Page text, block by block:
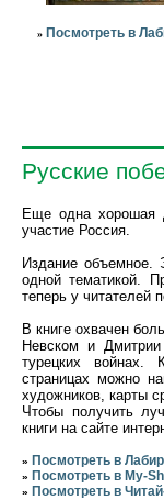
» Посмотреть в
Русские
Еще одна хорошая
участие Россия.
Издание объемное.
одной тематикой.
теперь у читателей
В книге охвачен
Невском и
турецких войнах.
страницах можно
художников, карты
Чтобы получить
книги на сайте
» Посмотреть в
» Посмотреть в My-
» Посмотреть в